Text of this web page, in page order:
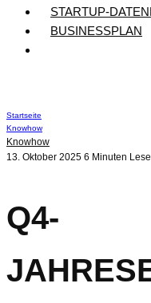
STARTUP-
BUSINESSPLAN
Startseite
Knowhow
Knowhow
13. Oktober 2025 6 Minuten
Q4-